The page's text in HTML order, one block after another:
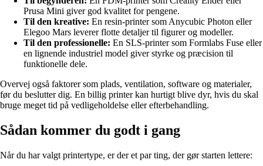
Prusa Mini giver god kvalitet for pengene.
Til den kreative: En resin-printer som Anycubic Photon eller
Elegoo Mars leverer flotte detaljer til figurer og modeller.
Til den professionelle: En SLS-printer som Formlabs Fuse eller
en lignende industriel model giver styrke og præcision til
funktionelle dele.
Overvej også faktorer som plads, ventilation, software og materialer,
før du beslutter dig. En billig printer kan hurtigt blive dyr, hvis du skal
bruge meget tid på vedligeholdelse eller efterbehandling.
Sådan kommer du godt i gang
Når du har valgt printertype, er der et par ting, der gør starten lettere: